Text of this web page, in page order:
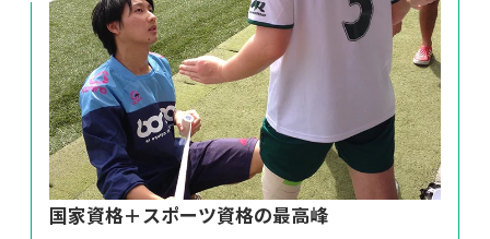
国家資格＋スポーツ資格の最高峰